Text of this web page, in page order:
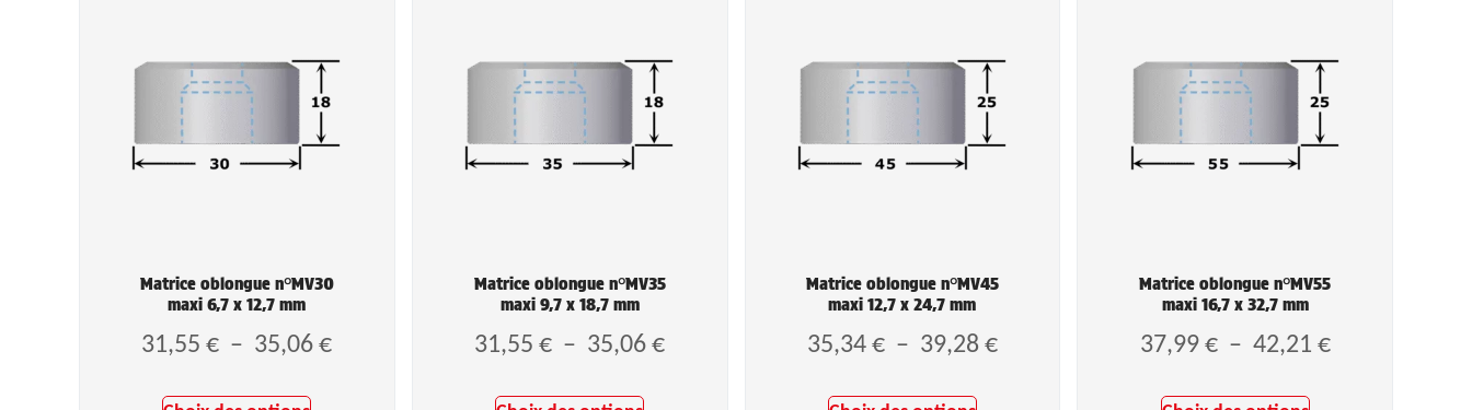
Matrice oblongue n°MV30
maxi 6,7 x 12,7 mm
31,55€ – 35,06€
Matrice oblongue n°MV35
maxi 9,7 x 18,7 mm
31,55€ – 35,06€
Matrice oblongue n°MV45
maxi 12,7 x 24,7 mm
35,34€ – 39,28€
Matrice oblongue n°MV55
maxi 16,7 x 32,7 mm
37,99€ – 42,21 €